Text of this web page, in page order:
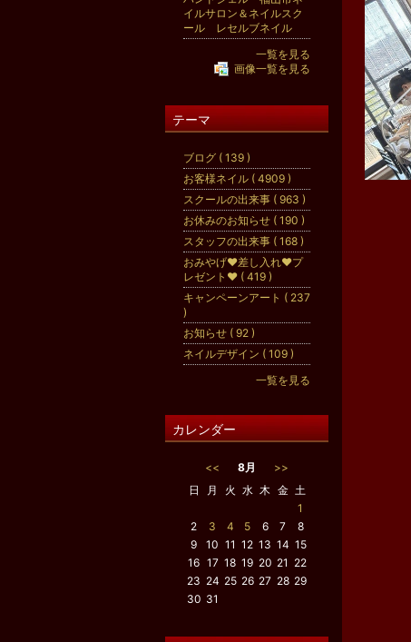
イルサロン＆ネイルスク
ール レセルブネイル
一覧を見る
画像一覧を見る
テーマ
ブログ ( 139 )
お客様ネイル ( 4909 )
スクールの出来事 ( 963 )
お休みのお知らせ ( 190 )
スタッフの出来事 ( 168 )
おみやげ♥差し入れ♥プ
レゼント♥ ( 419 )
キャンペーンアート ( 237
)
お知らせ ( 92 )
ネイルデザイン ( 109 )
一覧を見る
カレンダー
<< 8月
>>
日
月 火 水 木 金 土
1
2
3 4 5 6 7
8
9
10 11 12 13 14 15
16 17 18 19 20 21 22
23 24 25 26 27 28 29
30 31